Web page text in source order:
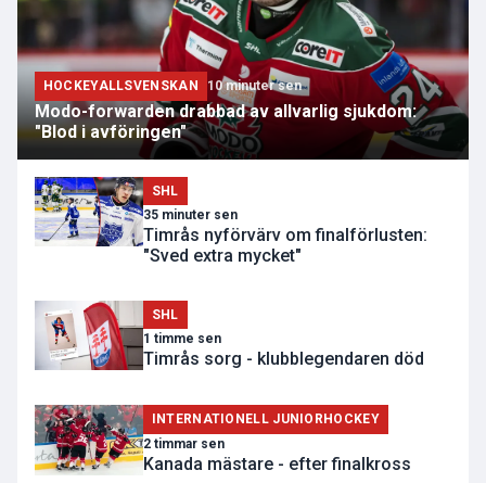
HOCKEYALLSVENSKAN 10 minuter sen
Modo-forwarden drabbad av allvarlig sjukdom:
"Blod i avföringen"
SHL
35 minuter sen
Timrås nyförvärv om finalförlusten:
"Sved extra mycket"
SHL
1 timme sen
Timrås sorg - klubblegendaren död
INTERNATIONELL JUNIORHOCKEY
2 timmar sen
Kanada mästare - efter finalkross